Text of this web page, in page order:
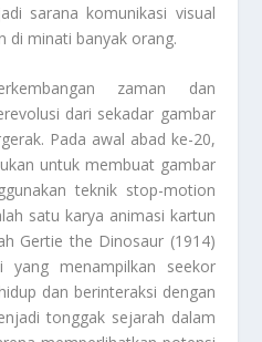
sarana komunikasi visual
di minati banyak orang.
zaman dan
dari sekadar gambar
Pada awal abad ke-20,
untuk membuat gambar
teknik stop-motion
satu karya animasi kartun
Gertie the Dinosaur (1914)
yang menampilkan seekor
dan berinteraksi dengan
tonggak sejarah dalam